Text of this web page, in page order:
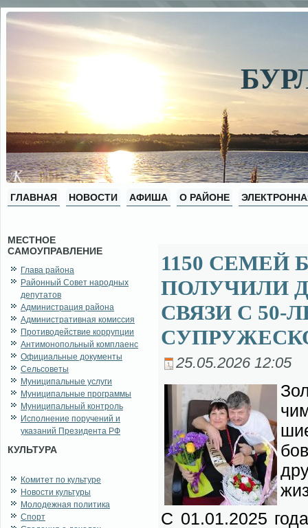
ГЛАВНАЯ НОВОСТИ АФИША О РАЙОНЕ
МЕСТНОЕ
САМОУПРАВЛЕНИЕ
Глава района
Районный Совет народных
депутатов
Администрация района
Административная комиссия
Противодействие коррупции
Антимонопольный комплаенс
Официальные документы
Сельсоветы
Муниципальные услуги
Муниципальные программы
Муниципальный контроль
Исполнение поручений и
указаний Президента РФ
КУЛЬТУРА
Комитет по культуре
Новости культуры
Молодежная политика
Спорт
1150 СЕМЕЙ
ПОЛУЧИЛИ
СВЯЗИ С
25.05.2026 12:05
С 01.01.2025